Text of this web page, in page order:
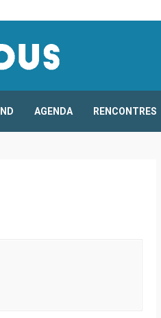
AGENDA RENCONTRES